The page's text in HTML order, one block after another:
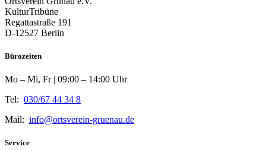
KulturTribüne
Regattastraße 191
D-12527 Berlin
Bürozeiten
Mo – Mi, Fr | 09:00 – 14:00 Uhr
Tel: 030/67 44 34 8
Mail: info@ortsverein-gruenau.de
Service